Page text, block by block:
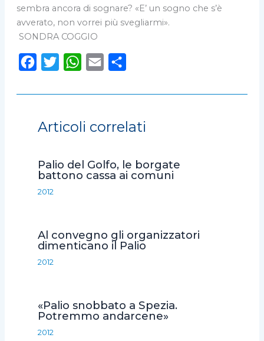
sembra ancora di sognare? «E’ un sogno che s’è
avverato, non vorrei più svegliarmi».
SONDRA COGGIO
c
b
o
i
t
r
W
a
s
p
a
l
n
i
i
Articoli correlati
Palio del Golfo, le borgate
battono cassa ai comuni
2012
Al convegno gli organizzatori
dimenticano il Palio
2012
«Palio snobbato a Spezia.
Potremmo andarcene»
2012